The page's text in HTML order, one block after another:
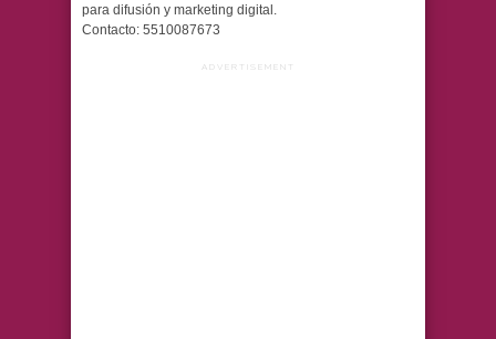
para difusión y marketing digital.
Contacto: 5510087673
ADVERTISEMENT